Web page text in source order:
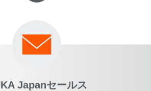
Japanセールス